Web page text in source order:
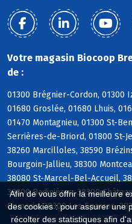
Afin de vous offrir la meilleure
des cookies : pour assurer une
récolter des statistiques afin
Votre magasin Biocoop
de :
01300 Brégnier-Cordon, 01300
01680 Groslée, 01680 Lhuis,
01470 Montagnieu, 01300 St-
Serrières-de-Briord, 01800 St-
38260 Marcilloles, 38590
Bourgoin-Jallieu, 38300
38080 St-Marcel-Bel-Accueil,
38300 Badinières, 38300
Domarin, 38300 Les Eparres,